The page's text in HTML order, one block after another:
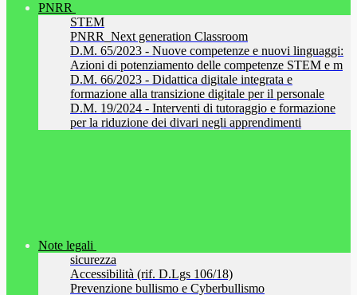
PNRR
STEM
PNRR_Next generation Classroom
D.M. 65/2023 - Nuove competenze e nuovi linguaggi:
Azioni di potenziamento delle competenze STEM e m
D.M. 66/2023 - Didattica digitale integrata e
formazione alla transizione digitale per il personale
D.M. 19/2024 - Interventi di tutoraggio e formazione
per la riduzione dei divari negli apprendimenti
Note legali
sicurezza
Accessibilità (rif. D.Lgs 106/18)
Prevenzione bullismo e Cyberbullismo